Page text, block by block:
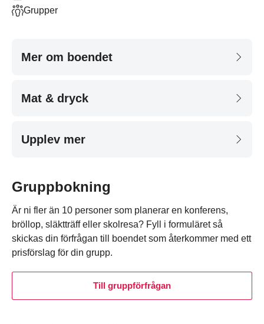
Grupper
Mer om boendet
Mat & dryck
Upplev mer
Gruppbokning
Är ni fler än 10 personer som planerar en konferens,
bröllop, släktträff eller skolresa? Fyll i formuläret så
skickas din förfrågan till boendet som återkommer med ett
prisförslag för din grupp.
Till gruppförfrågan